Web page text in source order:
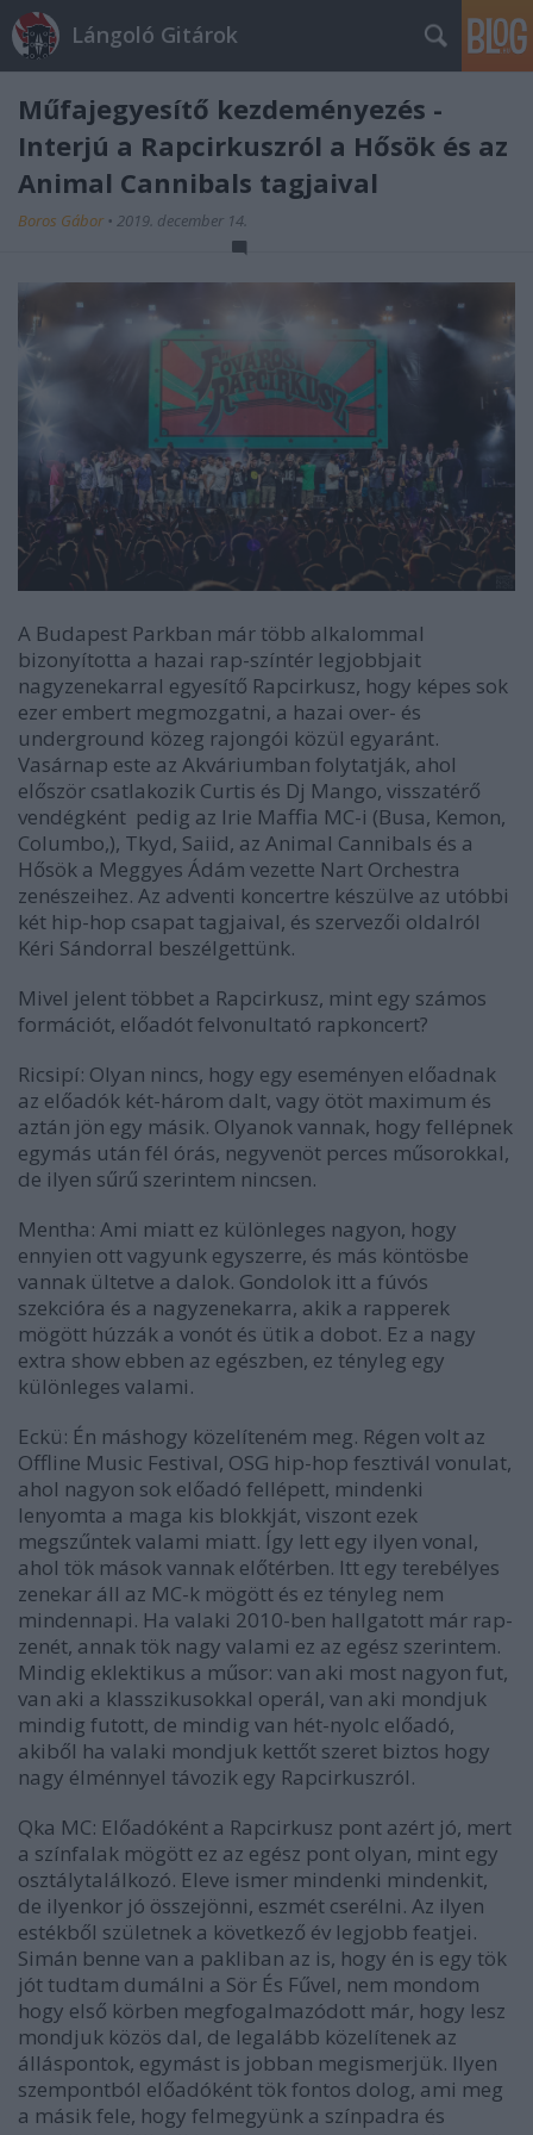
Lángoló Gitárok
Műfajegyesítő kezdeményezés -
Interjú a Rapcirkuszról a Hősök és az
Animal Cannibals tagjaival
Boros Gábor • 2019. december 14.
A Budapest Parkban már több alkalommal
bizonyította a hazai rap-színtér legjobbjait
nagyzenekarral egyesítő Rapcirkusz, hogy képes sok
ezer embert megmozgatni, a hazai over- és
underground közeg rajongói közül egyaránt.
Vasárnap este az Akváriumban folytatják, ahol
először csatlakozik Curtis és Dj Mango, visszatérő
vendégként pedig az Irie Maffia MC-i (Busa, Kemon,
Columbo,), Tkyd, Saiid, az Animal Cannibals és a
Hősök a Meggyes Ádám vezette Nart Orchestra
zenészeihez. Az adventi koncertre készülve az utóbbi
két hip-hop csapat tagjaival, és szervezői oldalról
Kéri Sándorral beszélgettünk.
Mivel jelent többet a Rapcirkusz, mint egy számos
formációt, előadót felvonultató rapkoncert?
Ricsipí: Olyan nincs, hogy egy eseményen előadnak
az előadók két-három dalt, vagy ötöt maximum és
aztán jön egy másik. Olyanok vannak, hogy fellépnek
egymás után fél órás, negyvenöt perces műsorokkal,
de ilyen sűrű szerintem nincsen.
Mentha: Ami miatt ez különleges nagyon, hogy
ennyien ott vagyunk egyszerre, és más köntösbe
vannak ültetve a dalok. Gondolok itt a fúvós
szekcióra és a nagyzenekarra, akik a rapperek
mögött húzzák a vonót és ütik a dobot. Ez a nagy
extra show ebben az egészben, ez tényleg egy
különleges valami.
Eckü: Én máshogy közelíteném meg. Régen volt az
Offline Music Festival, OSG hip-hop fesztivál vonulat,
ahol nagyon sok előadó fellépett, mindenki
lenyomta a maga kis blokkját, viszont ezek
megszűntek valami miatt. Így lett egy ilyen vonal,
ahol tök mások vannak előtérben. Itt egy terebélyes
zenekar áll az MC-k mögött és ez tényleg nem
mindennapi. Ha valaki 2010-ben hallgatott már rap-
zenét, annak tök nagy valami ez az egész szerintem.
Mindig eklektikus a műsor: van aki most nagyon fut,
van aki a klasszikusokkal operál, van aki mondjuk
mindig futott, de mindig van hét-nyolc előadó,
akiből ha valaki mondjuk kettőt szeret biztos hogy
nagy élménnyel távozik egy Rapcirkuszról.
Qka MC: Előadóként a Rapcirkusz pont azért jó, mert
a színfalak mögött ez az egész pont olyan, mint egy
osztálytalálkozó. Eleve ismer mindenki mindenkit,
de ilyenkor jó összejönni, eszmét cserélni. Az ilyen
estékből születnek a következő év legjobb featjei.
Simán benne van a pakliban az is, hogy én is egy tök
jót tudtam dumálni a Sör És Fűvel, nem mondom
hogy első körben megfogalmazódott már, hogy lesz
mondjuk közös dal, de legalább közelítenek az
álláspontok, egymást is jobban megismerjük. Ilyen
szempontból előadóként tök fontos dolog, ami meg
a másik fele, hogy felmegyünk a színpadra és